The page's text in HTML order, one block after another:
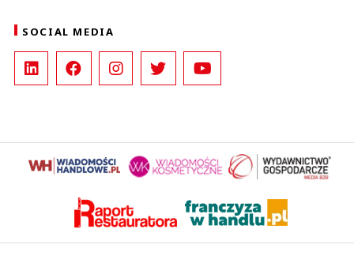
SOCIAL MEDIA